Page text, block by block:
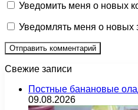
Уведомить меня о новых
Уведомлять меня о новых
Свежие записи
Постные банановые
09.08.2026